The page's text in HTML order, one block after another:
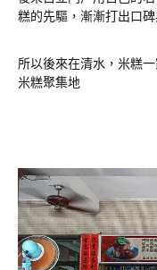
糕的先驅，漸漸打出口
所以後來在清水，米糕
米糕聚集地